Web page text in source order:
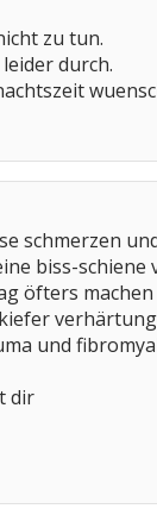
zu tun.
durch.
schmerzen
biss-schiene
öfters
und
dir